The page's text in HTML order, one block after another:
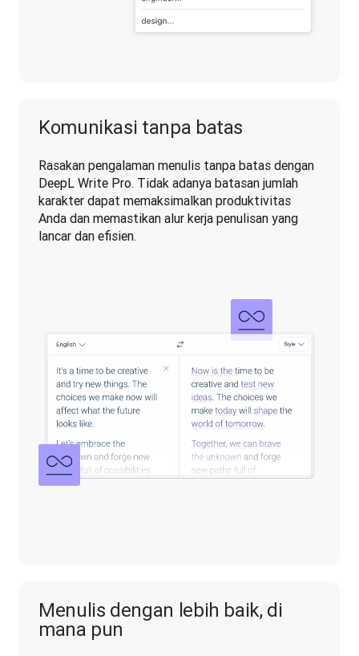
Komunikasi tanpa batas
Rasakan pengalaman menulis tanpa batas dengan
DeepL Write Pro. Tidak adanya batasan jumlah
karakter dapat memaksimalkan produktivitas
Anda dan memastikan alur kerja penulisan yang
lancar dan efisien.
Menulis dengan lebih baik, di
mana pun